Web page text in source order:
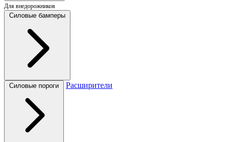
Для внедорожников
Силовые бамперы
Силовые пороги Расширители